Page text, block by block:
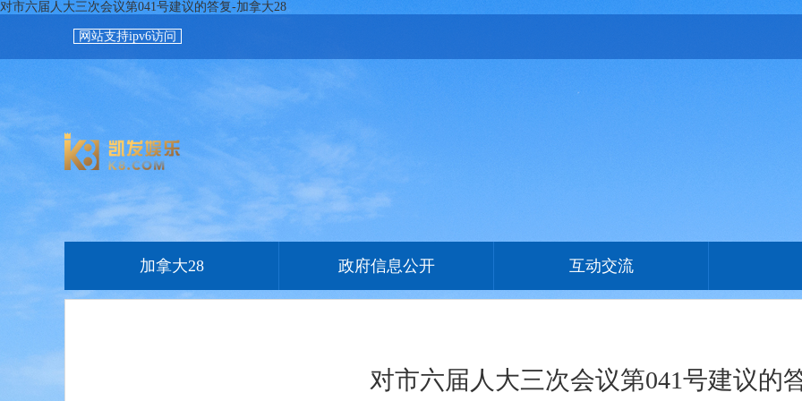
对市六届人大三次会议第041号建议的答复-加拿大28
网站支持ipv6访问
加拿大28 政府信息公开 互动交流
对市六届人大三次会议第041号建议的